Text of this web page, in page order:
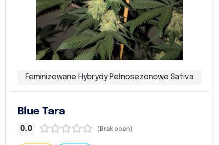
Feminizowane Hybrydy Pełnosezonowe Sativa
Blue Tara
0,0 (Brak ocen)